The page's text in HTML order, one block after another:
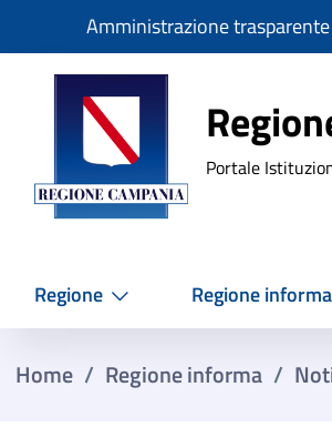
SlimAmministrazione trasparente
Portale
Regione Regione informa
Home / Regione informa /